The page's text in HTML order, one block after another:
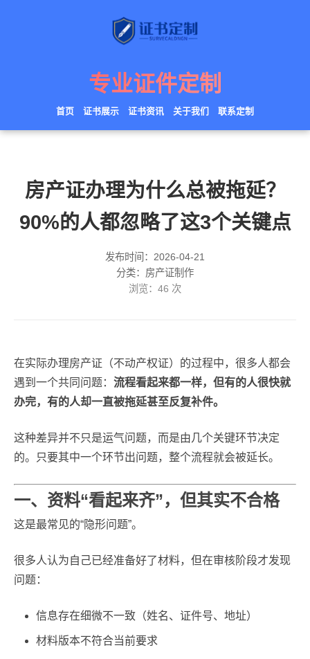
专业证件定制
首页 证书展示 证书资讯 关于我们 联系定制
房产证办理为什么总被拖延？
90%的人都忽略了这3个关键点
发布时间：2026-04-21
分类：房产证制作
浏览： 46 次
在实际办理房产证（不动产权证）的过程中，很多人都会
遇到一个共同问题： 流程看起来都一样，但有的人很快就
办完，有的人却一直被拖延甚至反复补件。
这种差异并不只是运气问题，而是由几个关键环节决定
的。只要其中一个环节出问题，整个流程就会被延长。
一、资料“看起来齐”，但其实不合格
这是最常见的“隐形问题”。
很多人认为自己已经准备好了材料，但在审核阶段才发现
问题：
信息存在细微不一致（姓名、证件号、地址）
材料版本不符合当前要求